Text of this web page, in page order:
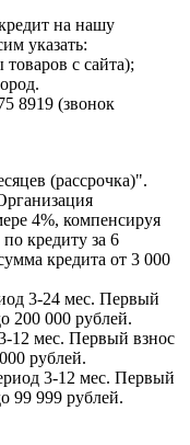
на нашу
указать:
с сайта);
8919 (звонок
(рассрочка)".
4%, компенсируя
кредиту за 6
кредита от 3 000
3-24 мес. Первый
200 000 рублей.
12 мес. Первый взнос
рублей.
3-12 мес. Первый
99 999 рублей.